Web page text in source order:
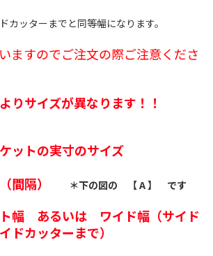
カッターまでと同等幅になります。
ますのでご注文の際ご注意くださ
りサイズが異なります！！
ットの実寸のサイズ
隔）
＊下の図の 【 A 】 です
幅 あるいは ワイド幅（サイド
ドカッターまで）